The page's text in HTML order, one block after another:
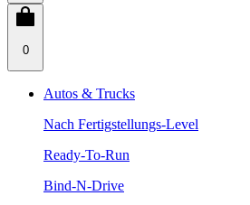
0
Autos & Trucks
Nach Fertigstellungs-Level
Ready-To-Run
Bind-N-Drive